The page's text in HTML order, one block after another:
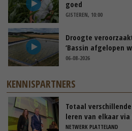
goed
GISTEREN, 10:00
Droogte
‘Bassin afgelopen
06-08-2026
KENNISPARTNERS
Totaal
leren van elkaar
NETWERK PLATTELAND